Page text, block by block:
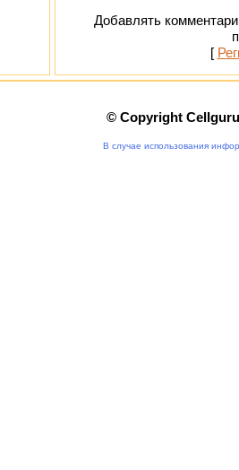
Добавлять
[
© Copyright
В случае использования